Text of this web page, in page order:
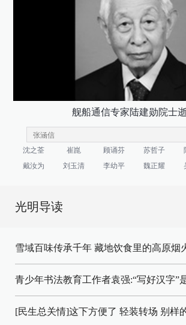
舰船通信专家陆建勋院士
沈之荃 崔崑 顾诵芬 苏哲子
戴汝为
刘玉清 李幼平 魏正耀
光明导读
雪域百味传承千年 藏地饮食里的高原烟
青少年书法教育工作者袁强:“写好汉字”
[民生总关情]这下方便了 轻装转场 别样